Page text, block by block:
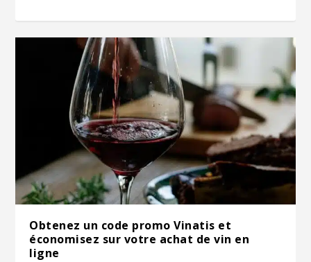
Obtenez un code promo Vinatis et
économisez sur votre achat de vin en
ligne